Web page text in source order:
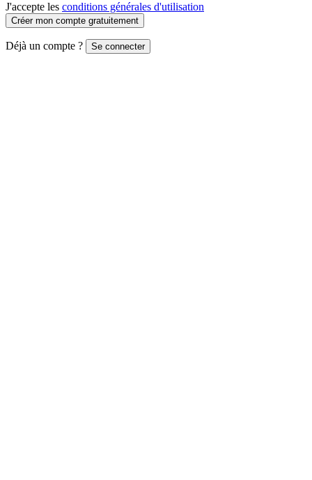
J'accepte les conditions générales d'utilisation
Créer mon compte gratuitement
Déjà un compte ? Se connecter